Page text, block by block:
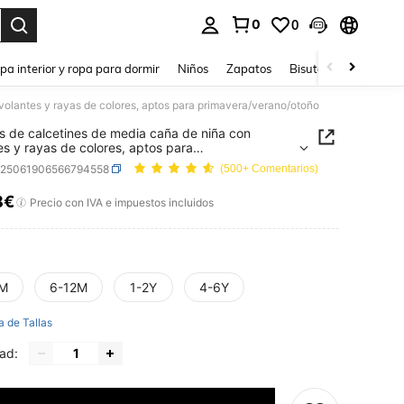
0 0
interior y ropa para dormir Niños Zapatos Bisutería Y
y rayas de colores, aptos para primavera/verano/otoño
de calcetines de media caña de niña con
y rayas de colores, aptos para
verano/otoño
(500+ Comentarios)
AND AVAILABILITY
Precio con IVA e impuestos incluidos
6-12M 1-2Y 4-6Y
de Tallas